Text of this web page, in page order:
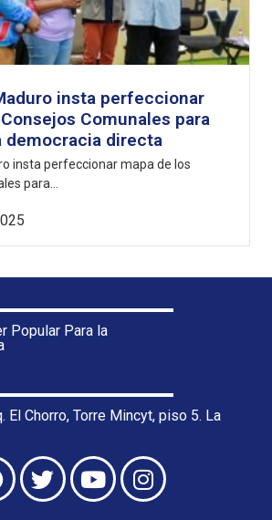
insta perfeccionar
Comunales para
democracia directa
insta perfeccionar mapa de los
para...
Popular Para la
El Chorro, Torre Mincyt, piso 5. La